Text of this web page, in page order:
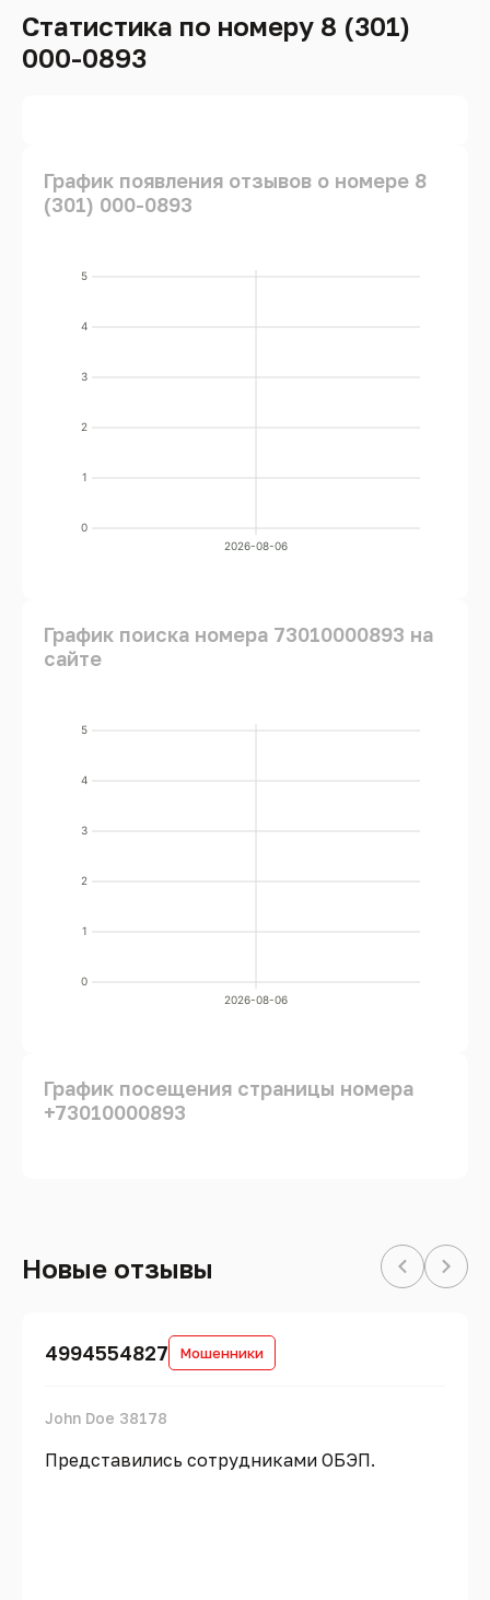
Статистика по номеру 8 (301)
000-0893
График появления отзывов о номере 8
(301) 000-0893
0
1
2
3
4
5
2026-08-06
График поиска номера 73010000893 на
сайте
0
1
2
3
4
5
2026-08-06
График посещения страницы номера
+73010000893
Новые отзывы
4994554827 Мошенники
John Doe 38178
Представились сотрудниками ОБЭП.